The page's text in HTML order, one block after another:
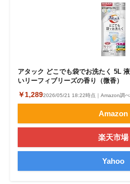
アタック どこでも袋でお洗たく 5L
いリーフィブリーズの香り（微香）
￥1,2892026/05/21 18:22時点｜Amazon調べ
Amazon
楽天市場
Yahoo